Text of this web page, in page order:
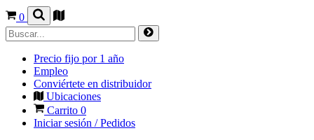
0
Precio fijo por 1 año
Empleo
Conviértete en distribuidor
Ubicaciones
Carrito 0
Iniciar sesión / Pedidos